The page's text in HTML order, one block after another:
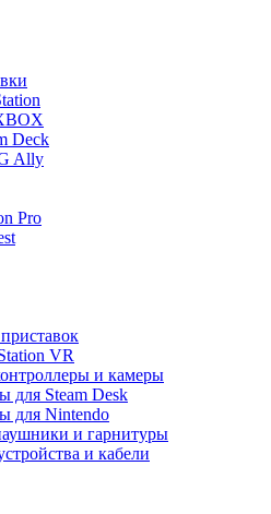
Deck
Ally
Pro
VR
и камеры
для Steam Desk
для Nintendo
и гарнитуры
и кабели